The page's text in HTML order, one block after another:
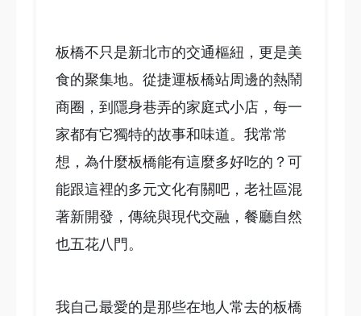
板橋不只是新北市的交通樞紐，更是美
食的聚集地。從捷運板橋站周邊的熱鬧
商圈，到隱身巷弄的家庭式小店，每一
家都有它獨特的故事和味道。我常常
想，為什麼板橋能有這麼多好吃的？可
能跟這裡的多元文化有關吧，老社區混
著新開發，傳統與現代交融，餐廳自然
也五花八門。
我自己最愛的是那些在地人常去的板橋